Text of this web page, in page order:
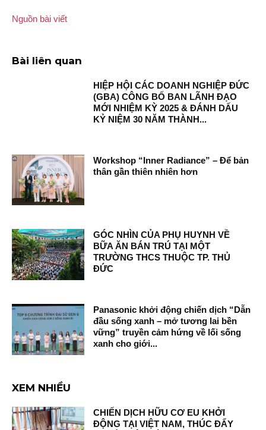
Nguồn bài viết
Bài liên quan
HIỆP HỘI CÁC DOANH NGHIỆP ĐỨC
(GBA) CÔNG BỐ BAN LÃNH ĐẠO
MỚI NHIỆM KỲ 2025 & ĐÁNH DẤU
KỶ NIỆM 30 NĂM THÀNH...
Workshop “Inner Radiance” – Để bản
thân gần thiên nhiên hơn
GÓC NHÌN CỦA PHỤ HUYNH VỀ
BỮA ĂN BÁN TRÚ TẠI MỘT
TRƯỜNG THCS THUỘC TP. THỦ
ĐỨC
Panasonic khởi động chiến dịch “Dẫn
đầu sống xanh – mở tương lai bền
vững” truyền cảm hứng về lối sống
xanh cho giới...
XEM NHIỀU
CHIẾN DỊCH HỮU CƠ EU KHỞI
ĐỘNG TẠI VIỆT NAM, THÚC ĐẨY